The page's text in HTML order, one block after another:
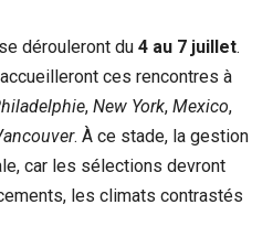
se dérouleront du 4 au 7 juillet.
ces rencontres à
, New York, Mexico,
. À ce stade, la gestion
car les sélections devront
les climats contrastés